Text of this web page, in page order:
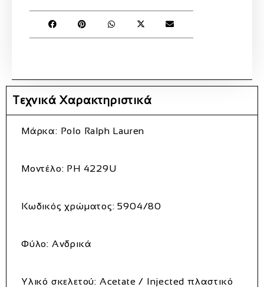
Τεχνικά Χαρακτηριστικά
Μάρκα: Polo Ralph Lauren
Μοντέλο: PH 4229U
Κωδικός χρώματος: 5904/80
Φύλο: Ανδρικά
Υλικό σκελετού: Acetate / Injected πλαστικό